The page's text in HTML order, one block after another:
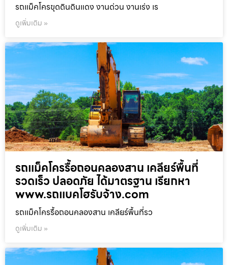
รถแม็คโครขุดดินดินแดง งานด่วน งานเร่ง เร
ดูเพิ่มเติม »
รถแม็คโครรื้อถอนคลองสาน เคลียร์พื้นที่
รวดเร็ว ปลอดภัย ได้มาตรฐาน เรียกหา
www.รถแบคโฮรับจ้าง.com
รถแม็คโครรื้อถอนคลองสาน เคลียร์พื้นที่รว
ดูเพิ่มเติม »